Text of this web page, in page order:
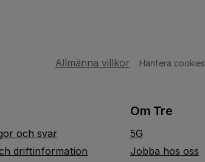
Allmänna villkor Hantera cookies
och svar
driftinformation
Om Tre
5G
Jobba hos oss